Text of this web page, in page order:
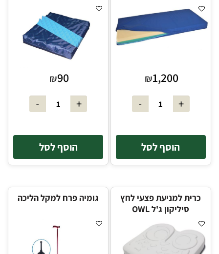
₪1,200
הוסף לסל
₪90
הוסף לסל
כרית למניעת פצעי לחץ
סיליקון ג'ל OWL
גומיה פרח למקל הליכה